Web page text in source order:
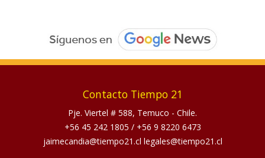
Contacto Tiempo 21
Pje. Viertel # 588, Temuco - Chile.
+56 45 242 1805 / +56 9 8220 6473
jaimecandia@tiempo21.cl legales@tiempo21.cl